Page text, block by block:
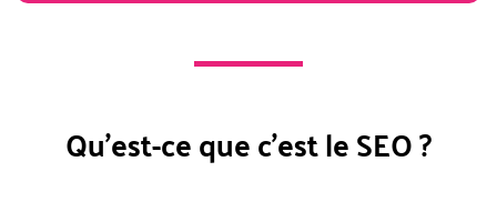
Qu’est-ce que c’est le SEO ?